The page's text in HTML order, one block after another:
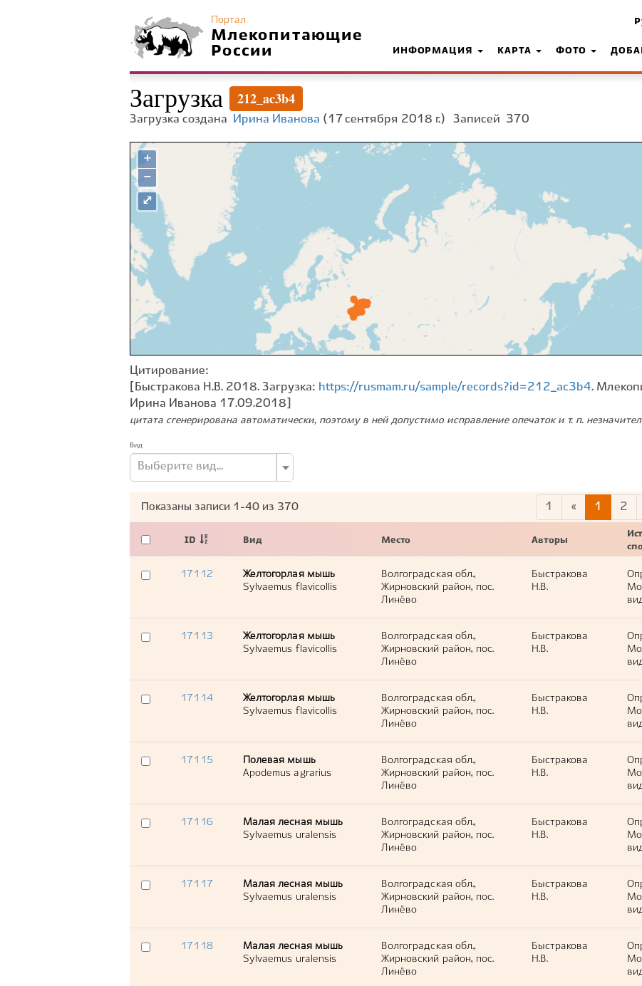
Портал
Млекопитающие
России
ИНФОРМАЦИЯ КАРТА ФОТО
Загрузка 212_ac3b4
Загрузка создана Ирина Иванова (17 сентября 2018 г.) Записей 370
+
−
⤢
Цитирование:
[Быстракова Н.В. 2018. Загрузка: https://rusmam.ru/sample/records?id=212_ac3b4.
Ирина Иванова 17.09.2018]
цитата сгенерирована автоматически, поэтому в ней допустимо исправление опечаток и т. п.
Вид
Выберите вид...
1 « 1 2
Показаны записи 1-40 из 370
ID Вид Место Авторы
17112
Желтогорлая мышь
Sylvaemus flavicollis
Волгоградская обл.,
Жирновский район, пос.
Линёво
Быстракова
Н.В.
17113
Желтогорлая мышь
Sylvaemus flavicollis
Волгоградская обл.,
Жирновский район, пос.
Линёво
Быстракова
Н.В.
17114
Желтогорлая мышь
Sylvaemus flavicollis
Волгоградская обл.,
Жирновский район, пос.
Линёво
Быстракова
Н.В.
17115
Полевая мышь
Apodemus agrarius
Волгоградская обл.,
Жирновский район, пос.
Линёво
Быстракова
Н.В.
17116
Малая лесная мышь
Sylvaemus uralensis
Волгоградская обл.,
Жирновский район, пос.
Линёво
Быстракова
Н.В.
17117
Малая лесная мышь
Sylvaemus uralensis
Волгоградская обл.,
Жирновский район, пос.
Линёво
Быстракова
Н.В.
17118
Малая лесная мышь
Sylvaemus uralensis
Волгоградская обл.,
Жирновский район, пос.
Линёво
Быстракова
Н.В.